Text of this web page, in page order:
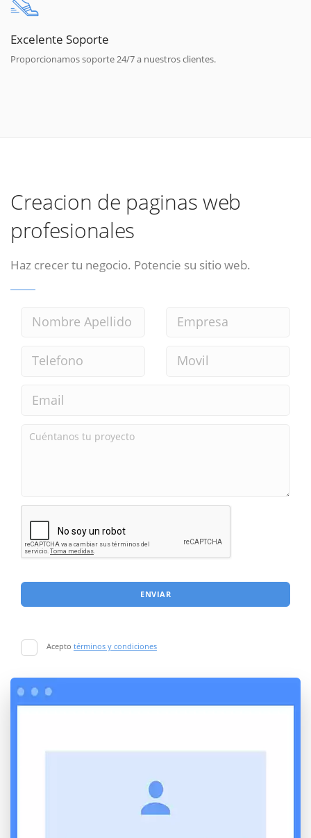
Excelente Soporte
Proporcionamos soporte 24/7 a nuestros clientes.
Creacion de paginas web
profesionales
Haz crecer tu negocio. Potencie su sitio web.
ENVIAR
Acepto términos y condiciones